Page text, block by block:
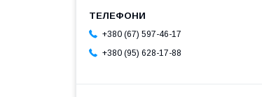
+380 (67) 597-46-17
+380 (95) 628-17-88